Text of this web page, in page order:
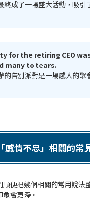
終成了一場盛大活動，吸引
for the retiring CEO
many to tears.
的告別派對是一場感人的聚
感情不忠」相關的常
順便把幾個相關的常用說法
會更深。